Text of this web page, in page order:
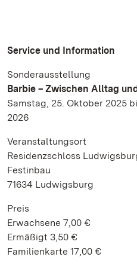
Service und Information
Sonderausstellung
Barbie – Zwischen Alltag
Samstag, 25. Oktober 2025
2026
Veranstaltungsort
Residenzschloss
Festinbau
71634 Ludwigsburg
Preis
Erwachsene 7,00 €
Ermäßigt 3,50 €
Familienkarte 17,00 €